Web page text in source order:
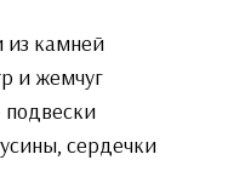
из камней
и жемчуг
сердечки